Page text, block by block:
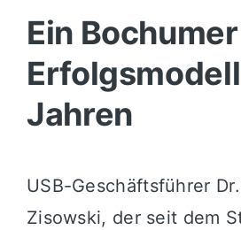
Ein Bochumer
Jahren
USB-Geschäftsführer
Zisowski, der seit dem